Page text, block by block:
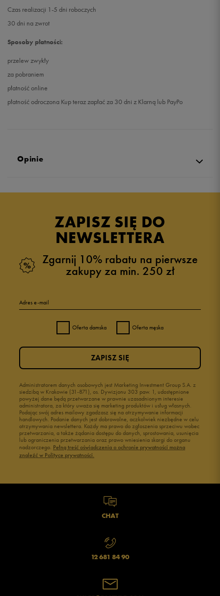
Czas realizacji 1-5 dni roboczych
30 dni na zwrot
Sposoby płatności:
przelew zwykły
za pobraniem
płatność online
płatność odroczona Kup teraz zapłać za 30 dni z Klarną lub PayPo
Opinie
ZAPISZ SIĘ DO
NEWSLETTERA
Zgarnij 10% rabatu na pierwsze
zakupy za min. 250 zł
Adres e-mail
Oferta damska Oferta męska
Administratorem danych osobowych jest Marketing Investment Group S.A. z
siedzibą w Krakowie (31-871), os. Dywizjonu 303 paw. 1, udostępnione
powyżej dane będą przetwarzane w prawnie uzasadnionym interesie
administratora, za który uważa się marketing produktów i usług własnych.
Podając swój adres mailowy zgadzasz się na otrzymywanie informacji
handlowych. Podanie danych jest dobrowolne, aczkolwiek niezbędne w celu
otrzymywania newslettera. Każdy ma prawo do zgłoszenia sprzeciwu wobec
przetwarzania, a także żądania dostępu do danych, sprostowania, usunięcia
lub ograniczenia przetwarzania oraz prawo wniesienia skargi do organu
nadzorczego. Pełną treść oświadczenia o ochronie prywatności można
znaleźć w Polityce prywatności.
ZAPISZ SIĘ
CHAT
12 681 84 90